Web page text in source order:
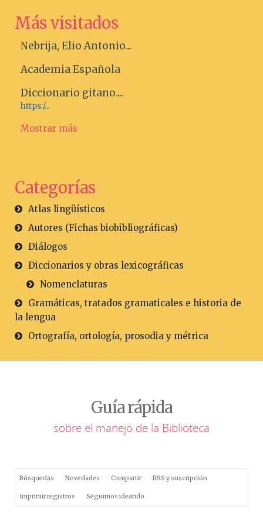
Más visitados
Nebrija, Elio Antonio...
Academia Española
Diccionario gitano....
https:/...
Mostrar más
Categorías
Atlas lingüísticos
Autores (Fichas biobibliográficas)
Diálogos
Diccionarios y obras lexicográficas
Nomenclaturas
Gramáticas, tratados gramaticales e historia de
la lengua
Ortografía, ortología, prosodia y métrica
Guía rápida
sobre el manejo de la Biblioteca
Búsquedas Novedades Compartir RSS y suscripción
Imprimir registros Seguimos ideando